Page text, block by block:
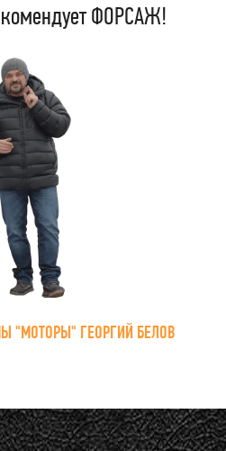
ФОРСАЖ!
"МОТОРЫ" ГЕОРГИЙ БЕЛОВ